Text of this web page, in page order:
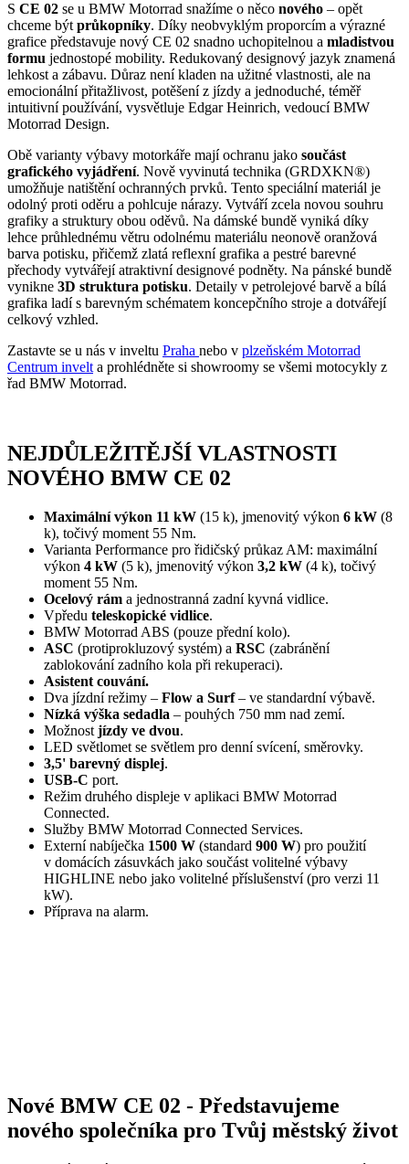
S CE 02 se u BMW Motorrad snažíme o něco nového – opět
chceme být průkopníky. Díky neobvyklým proporcím a výrazné
grafice představuje nový CE 02 snadno uchopitelnou a mladistvou
formu jednostopé mobility. Redukovaný designový jazyk znamená
lehkost a zábavu. Důraz není kladen na užitné vlastnosti, ale na
emocionální přitažlivost, potěšení z jízdy a jednoduché, téměř
intuitivní používání, vysvětluje Edgar Heinrich, vedoucí BMW
Motorrad Design.
Obě varianty výbavy motorkáře mají ochranu jako součást
grafického vyjádření. Nově vyvinutá technika (GRDXKN®)
umožňuje natištění ochranných prvků. Tento speciální materiál je
odolný proti oděru a pohlcuje nárazy. Vytváří zcela novou souhru
grafiky a struktury obou oděvů. Na dámské bundě vyniká díky
lehce průhlednému větru odolnému materiálu neonově oranžová
barva potisku, přičemž zlatá reflexní grafika a pestré barevné
přechody vytvářejí atraktivní designové podněty. Na pánské bundě
vynikne 3D struktura potisku. Detaily v petrolejové barvě a bílá
grafika ladí s barevným schématem koncepčního stroje a dotvářejí
celkový vzhled.
Zastavte se u nás v inveltu Praha nebo v plzeňském Motorrad
Centrum invelt a prohlédněte si showroomy se všemi motocykly z
řad BMW Motorrad.
NEJDŮLEŽITĚJŠÍ VLASTNOSTI
NOVÉHO BMW CE 02
Maximální výkon 11 kW (15 k), jmenovitý výkon 6 kW (8
k), točivý moment 55 Nm.
Varianta Performance pro řidičský průkaz AM: maximální
výkon 4 kW (5 k), jmenovitý výkon 3,2 kW (4 k), točivý
moment 55 Nm.
Ocelový rám a jednostranná zadní kyvná vidlice.
Vpředu teleskopické vidlice.
BMW Motorrad ABS (pouze přední kolo).
ASC (protiprokluzový systém) a RSC (zabránění
zablokování zadního kola při rekuperaci).
Asistent couvání.
Dva jízdní režimy – Flow a Surf– ve standardní výbavě.
Nízká výška sedadla – pouhých 750 mm nad zemí.
Možnost jízdy ve dvou.
LED světlomet se světlem pro denní svícení, směrovky.
3,5' barevný displej.
USB-C port.
Režim druhého displeje v aplikaci BMW Motorrad
Connected.
Služby BMW Motorrad Connected Services.
Externí nabíječka 1500 W (standard 900 W) pro použití
v domácích zásuvkách jako součást volitelné výbavy
HIGHLINE nebo jako volitelné příslušenství (pro verzi 11
kW).
Příprava na alarm.
Nové BMW CE 02 - Představujeme
nového společníka pro Tvůj městský život